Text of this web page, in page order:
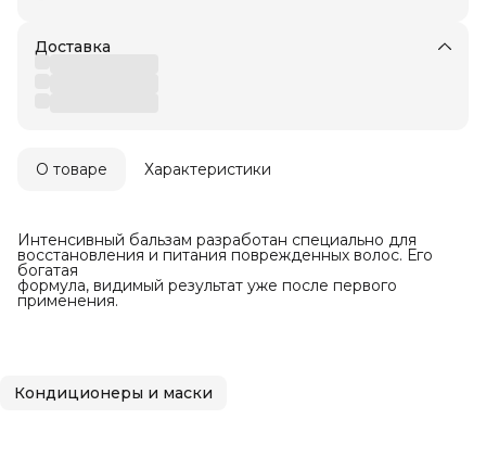
Доставка
О товаре Характеристики
Интенсивный бальзам разработан специально для
восстановления и питания поврежденных волос. Его
богатая
формула, видимый результат уже после первого
применения.
Кондиционеры и маски